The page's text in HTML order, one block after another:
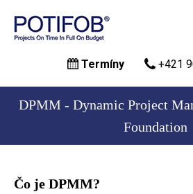
hlavný
obsah
Termíny +421
DPMM - Dynamic Project
Foundation
Čo je DPMM?